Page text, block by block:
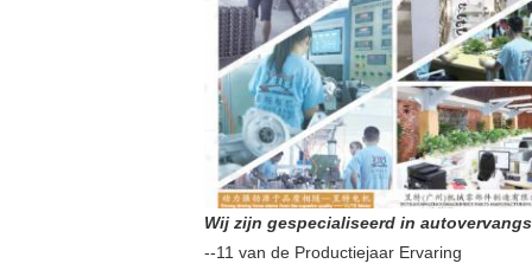
Wij zijn gespecialiseerd in
--11 van de Productiejaar Ervaring